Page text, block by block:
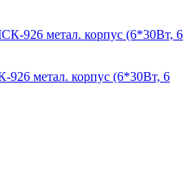
метал. корпус (6*30Вт, 6